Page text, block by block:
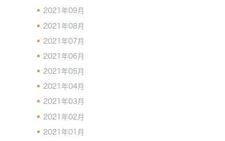
2021年09月
2021年08月
2021年07月
2021年06月
2021年05月
2021年04月
2021年03月
2021年02月
2021年01月